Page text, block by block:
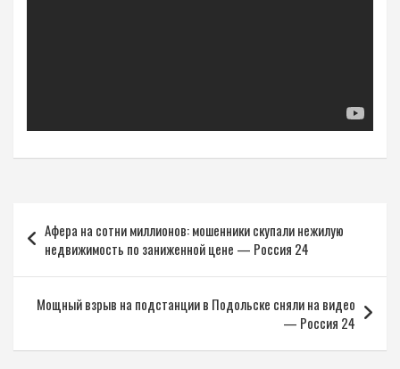
по
записям
Афера на сотни миллионов: мошенники скупали нежилую
недвижимость по заниженной цене — Россия 24
Мощный взрыв на подстанции в Подольске сняли на видео
— Россия 24